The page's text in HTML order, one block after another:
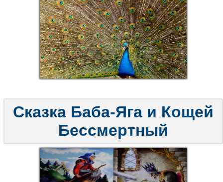
Сказка Баба-Яга и Кощей
Бессмертный